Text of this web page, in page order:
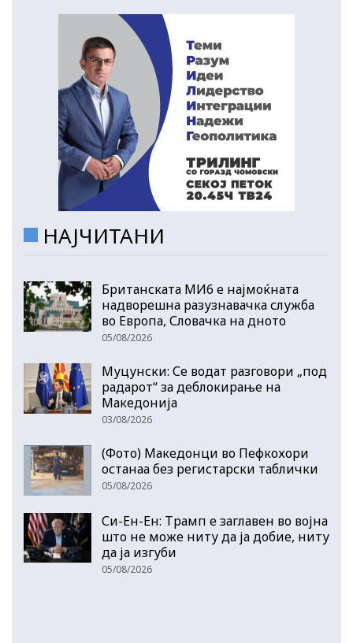
НАЈЧИТАНИ
Британската МИ6 е најмоќната
надворешна разузнавачка служба
во Европа, Словачка на дното
05/08/2026
Муцунски: Се водат разговори „под
радарот“ за деблокирање на
Македонија
03/08/2026
(Фото) Македонци во Пефкохори
останаа без регистарски таблички
05/08/2026
Си-Ен-Ен: Трамп е заглавен во војна
што не може ниту да ја добие, ниту
да ја изгуби
05/08/2026